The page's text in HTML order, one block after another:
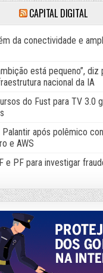
CAPITAL DIGITAL
da conectividade e
está pequeno”,
nacional da IA
do Fust para TV 3.0
Palantir após polêmico
e AWS
e PF para investigar